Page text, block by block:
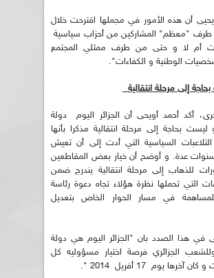
أن هذه الأمور في مجملها اقترحت خلال
طرف "معظم" المشاركين من أحزاب سياسية
أم لا و حتى من طرف ممثلي المجتمع
الوطنية و الكفاءات".
إلى مرحلة انتقالية
أكد أحمد أويحى أن الجزائر اليوم دولة
بحاجة إلى مرحلة انتقالية مذكرا بأنها
السياسية التي أدت إلى أن تعيش
عدة. و أوضح أن خيار بعض المقاطعين
للذهاب إلى مرحلة انتقالية يندرج ضمن
التي تحملها نظرة هؤلاء تجاه دعوة رئاسة
للمساهمة في مسار الحوار الخاص بتعديل
في هذا الصدد بان "الجزائر اليوم هي دولة
الجزائري فرصة اختيار مسؤوليه كل
يوم 17 أفريل 2014 ".